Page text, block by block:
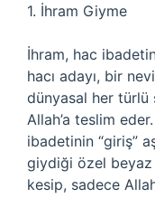
1. İhram Giyme
İhram, hac
hacı adayı, bir
dünyasal her türlü
Allah’a teslim
ibadetinin “giriş”
giydiği özel beyaz
kesip, sadece